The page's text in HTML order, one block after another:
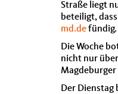
Straße liegt
beteiligt,
md.defündig.
Die Woche
nicht nur
Der